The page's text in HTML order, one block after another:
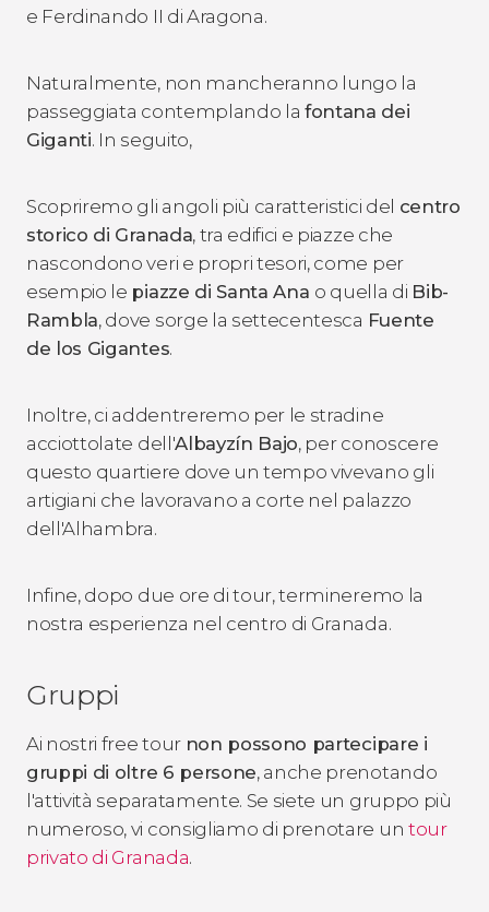
e Ferdinando II di Aragona.
Naturalmente, non mancheranno lungo la
passeggiata contemplando lafontana dei
Giganti. In seguito,
Scopriremo gli angoli più caratteristici del centro
storico di Granada, tra edifici e piazze che
nascondono veri e propri tesori, come per
esempio le piazze di Santa Ana o quella di Bib-
Rambla, dove sorge la settecentesca Fuente
de los Gigantes.
Inoltre, ci addentreremo per le stradine
acciottolate dell'Albayzín Bajo, per conoscere
questo quartiere dove un tempo vivevano gli
artigiani che lavoravano a corte nel palazzo
dell'Alhambra.
Infine, dopo due ore di tour, termineremo la
nostra esperienza nel centro di Granada.
Gruppi
Ai nostri free tour non possono partecipare i
gruppi di oltre 6 persone, anche prenotando
l'attività separatamente. Se siete un gruppo più
numeroso, vi consigliamo di prenotare un tour
privato di Granada.